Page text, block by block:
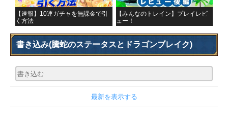
【速報】10連ガチャを無課金で引
く方法
【みんなのトレイン】プレイレビ
ュー！
書き込み(騰蛇のステータスとドラゴンブレイク)
最新を表示する